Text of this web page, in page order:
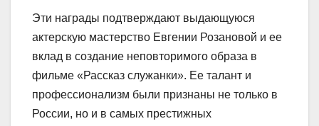
Эти награды подтверждают выдающуюся
актерскую мастерство Евгении Розановой и ее
вклад в создание неповторимого образа в
фильме «Рассказ служанки». Ее талант и
профессионализм были признаны не только в
России, но и в самых престижных